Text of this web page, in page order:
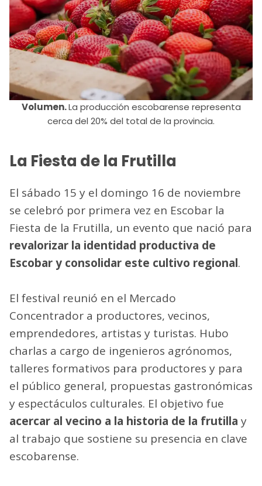
Volumen.La producción escobarense representa
cerca del 20% del total de la provincia.
La Fiesta de la Frutilla
El sábado 15 y el domingo 16 de noviembre
se celebró por primera vez en Escobar la
Fiesta de la Frutilla, un evento que nació para
revalorizar la identidad productiva de
Escobar y consolidar este cultivo regional.
El festival reunió en el Mercado
Concentrador a productores, vecinos,
emprendedores, artistas y turistas. Hubo
charlas a cargo de ingenieros agrónomos,
talleres formativos para productores y para
el público general, propuestas gastronómicas
y espectáculos culturales. El objetivo fue
acercar al vecino a la historia de la frutilla y
al trabajo que sostiene su presencia en clave
escobarense.